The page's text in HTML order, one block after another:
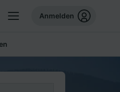
Anmelden